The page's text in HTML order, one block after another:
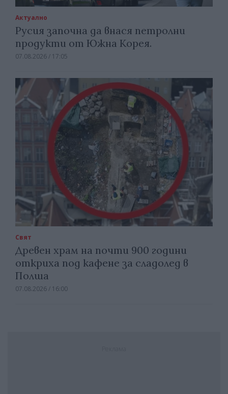
Актуално
Русия започна да внася петролни
продукти от Южна Корея.
07.08.2026 / 17:05
Свят
Древен храм на почти 900 години
откриха под кафене за сладолед в
Полша
07.08.2026 / 16:00